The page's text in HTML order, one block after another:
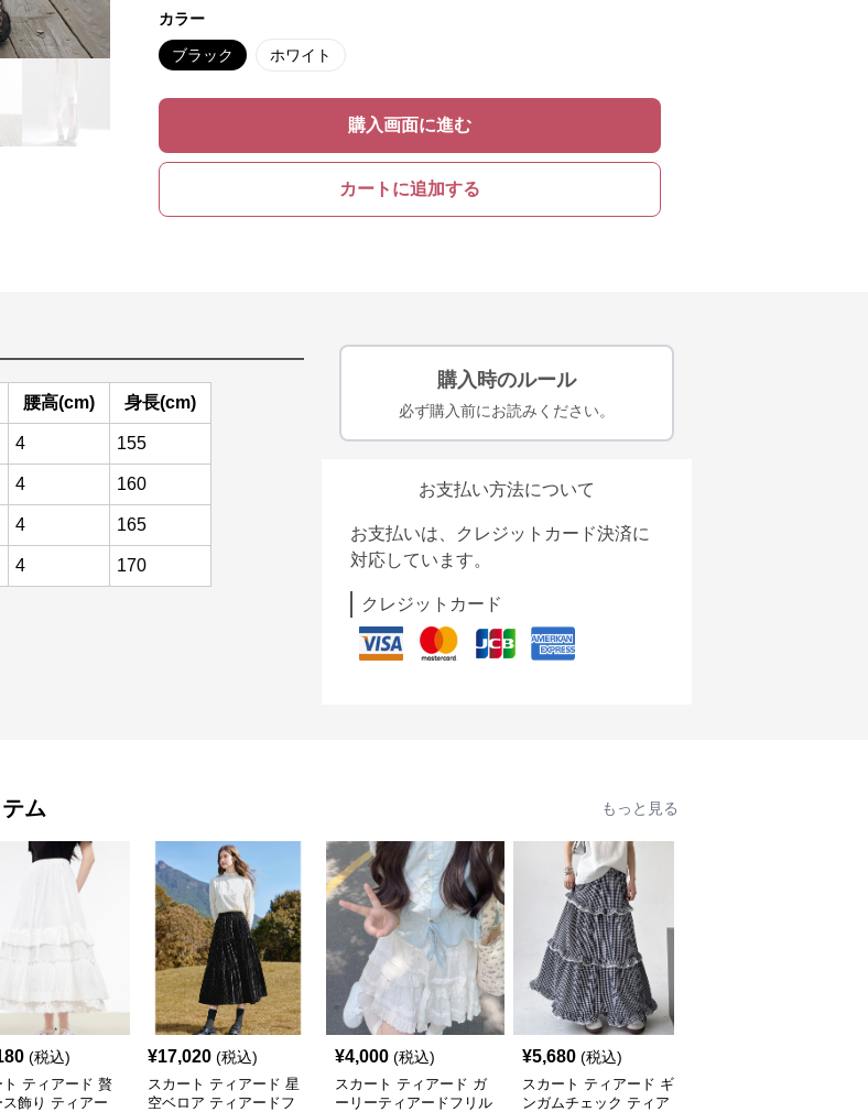
カラー
ブラック ホワイト
購入画面に進む
カートに追加する
腰高(cm) 身長(cm)
4 155
4 160
4 165
4 170
購入時のルール
必ず購入前にお読みください。
お支払い方法について
お支払いは、クレジットカード決済に
対応しています。
クレジットカード
ム もっと見る
(税込)
ト ティアード 贅
飾り ティアー
¥17,020 (税込)
スカート ティアード 星
空ベロア ティアードフ
¥4,000 (税込)
スカート ティアード ガ
ーリーティアードフリル
¥5,680 (税込)
スカート ティアード ギ
ンガムチェック ティア